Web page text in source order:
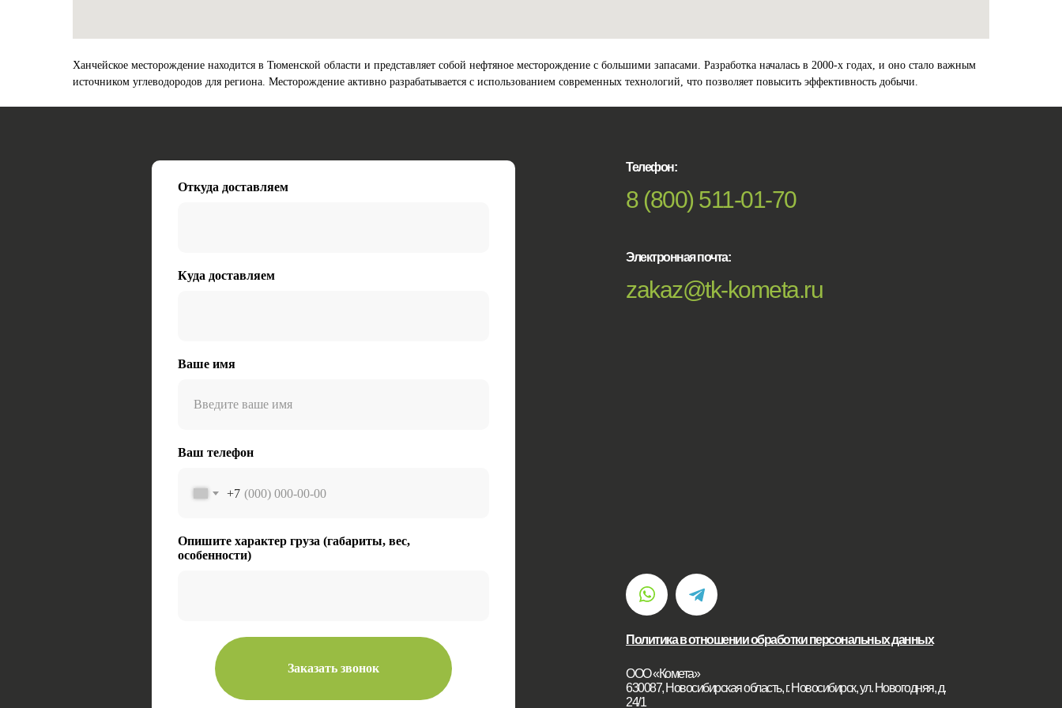
Ханчейское месторождение находится в Тюменской области и представляет собой нефтяное месторождение с большими запасами. Разработка началась в 2000-х годах, и оно стало важным
источником углеводородов для региона. Месторождение активно разрабатывается с использованием современных технологий, что позволяет повысить эффективность добычи.
8 (800) 511-01-70
zakaz@tk-kometa.ru
Телефон:
Политика в отношении обработки персональных данных
ООО «Комета»
630087, Новосибирская область, г. Новосибирск, ул. Новогодняя, д.
24/1
Электронная почта:
Откуда доставляем
Куда доставляем
Ваше имя
Ваш телефон
+7
Опишите характер груза (габариты, вес,
особенности)
Заказать звонок